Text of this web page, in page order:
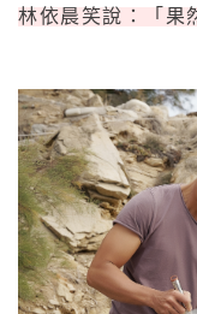
林依晨笑說：「果